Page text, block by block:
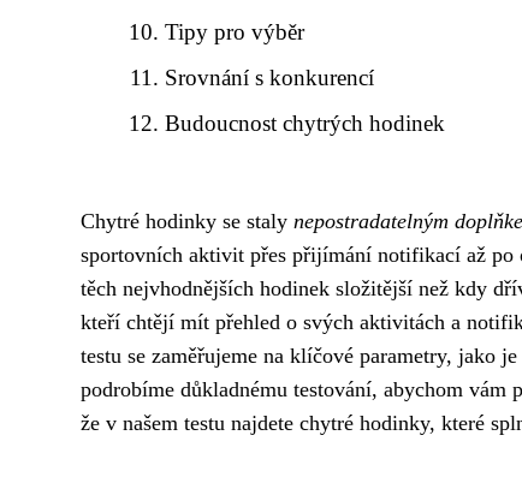
Tipy pro výběr
Srovnání s konkurencí
Budoucnost chytrých hodinek
Chytré hodinky se staly nepostradatelným
sportovních aktivit přes přijímání notifikací až po
těch nejvhodnějších hodinek složitější než kdy
kteří chtějí mít přehled o svých aktivitách a
testu se zaměřujeme na klíčové parametry, jako
podrobíme důkladnému testování, abychom
že v našem testu najdete chytré hodinky, které